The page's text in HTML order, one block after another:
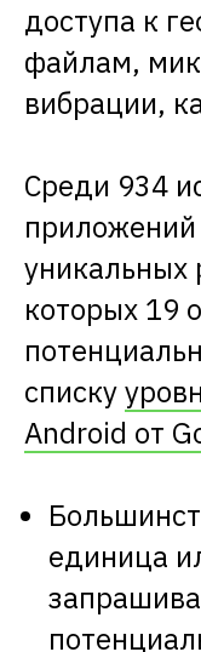
доступа к
файлам,
вибрации,
Среди 934
уникальных
которых 19
списку
Android от
единица